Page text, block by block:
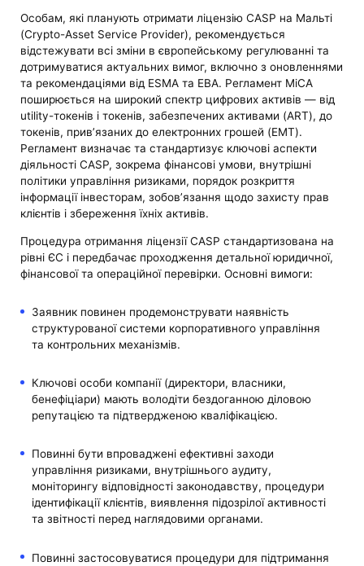
Особам, які планують отримати ліцензію CASP на Мальті
(Crypto-Asset Service Provider), рекомендується
відстежувати всі зміни в європейському регулюванні та
дотримуватися актуальних вимог, включно з оновленнями
та рекомендаціями від ESMA та EBA. Регламент MiCA
поширюється на широкий спектр цифрових активів — від
utility-токенів і токенів, забезпечених активами (ART), до
токенів, прив’язаних до електронних грошей (EMT).
Регламент визначає та стандартизує ключові аспекти
діяльності CASP, зокрема фінансові умови, внутрішні
політики управління ризиками, порядок розкриття
інформації інвесторам, зобов’язання щодо захисту прав
клієнтів і збереження їхніх активів.
Процедура отримання ліцензії CASP стандартизована на
рівні ЄС і передбачає проходження детальної юридичної,
фінансової та операційної перевірки. Основні вимоги:
Заявник повинен продемонструвати наявність
структурованої системи корпоративного управління
та контрольних механізмів.
Ключові особи компанії (директори, власники,
бенефіціари) мають володіти бездоганною діловою
репутацією та підтвердженою кваліфікацією.
Повинні бути впроваджені ефективні заходи
управління ризиками, внутрішнього аудиту,
моніторингу відповідності законодавству, процедури
ідентифікації клієнтів, виявлення підозрілої активності
та звітності перед наглядовими органами.
Повинні застосовуватися процедури для підтримання